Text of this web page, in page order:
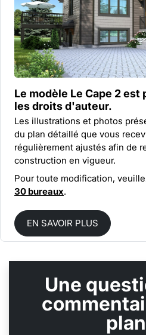
Le modèle Le Cape 2 est
les droits d'auteur.
Les illustrations et photos
du plan détaillé que vous
régulièrement ajustés afin de
construction en vigueur.
Pour toute modification,
30 bureaux.
EN SAVOIR PLUS
Une